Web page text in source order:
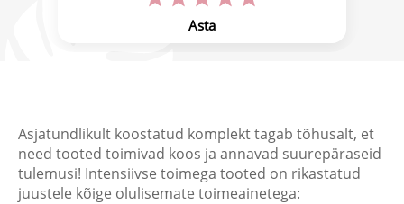
Asta
Asjatundlikult koostatud komplekt tagab tõhusalt, et
need tooted toimivad koos ja annavad suurepäraseid
tulemusi! Intensiivse toimega tooted on rikastatud
juustele kõige olulisemate toimeainetega: